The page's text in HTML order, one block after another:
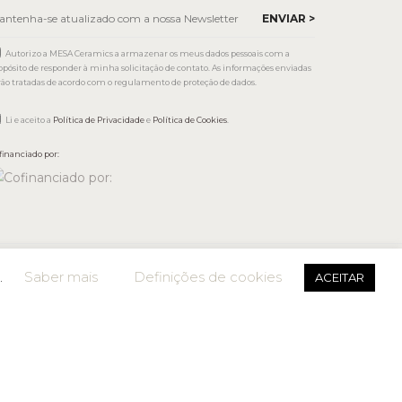
Autorizo a MESA Ceramics a armazenar os meus dados pessoais com a
de responder à minha solicitação de contato. As informações enviadas
tratadas de acordo com o regulamento de proteção de dados.
Li e aceito a Política de Privacidadee Política de Cookies.
por:
Saber mais Definições de cookies ACEITAR